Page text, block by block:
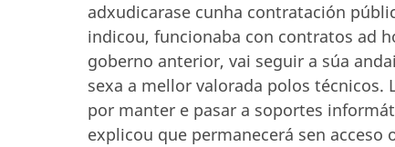
adxudicarase cunha contratación
indicou, funcionaba con contratos ad
goberno anterior, vai seguir a súa
sexa a mellor valorada polos técnicos.
por manter e pasar a soportes
explicou que permanecerá sen